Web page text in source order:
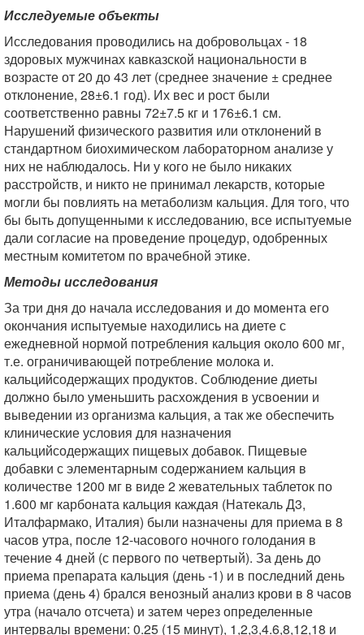
Исследуемые объекты
Исследования проводились на добровольцах - 18
здоровых мужчинах кавказской национальности в
возрасте от 20 до 43 лет (среднее значение ± среднее
отклонение, 28±6.1 год). Их вес и рост были
соответственно равны 72±7.5 кг и 176±6.1 см.
Нарушений физического развития или отклонений в
стандартном биохимическом лабораторном анализе у
них не наблюдалось. Ни у кого не было никаких
расстройств, и никто не принимал лекарств, которые
могли бы повлиять на метаболизм кальция. Для того, что
бы быть допущенными к исследованию, все испытуемые
дали согласие на проведение процедур, одобренных
местным комитетом по врачебной этике.
Методы исследования
За три дня до начала исследования и до момента его
окончания испытуемые находились на диете с
ежедневной нормой потребления кальция около 600 мг,
т.е. ограничивающей потребление молока и.
кальцийсодержащих продуктов. Соблюдение диеты
должно было уменьшить расхождения в усвоении и
выведении из организма кальция, а так же обеспечить
клинические условия для назначения
кальцийсодержащих пищевых добавок. Пищевые
добавки с элементарным содержанием кальция в
количестве 1200 мг в виде 2 жевательных таблеток по
1.600 мг карбоната кальция каждая (Натекаль Д3,
Италфармако, Италия) были назначены для приема в 8
часов утра, после 12-часового ночного голодания в
течение 4 дней (с первого по четвертый). За день до
приема препарата кальция (день -1) и в последний день
приема (день 4) брался венозный анализ крови в 8 часов
утра (начало отсчета) и затем через определенные
интервалы времени: 0.25 (15 минут), 1,2,3,4.6,8,12,18 и